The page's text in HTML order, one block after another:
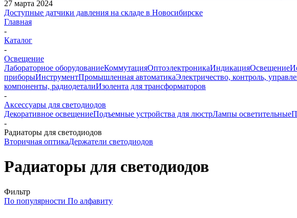
27 марта 2024
Доступные датчики давления на складе в Новосибирске
Главная
-
Каталог
-
Освещение
Лабораторное оборудованиеКоммутацияОптоэлектроникаИндикацияОсвещение
приборыИнструментПромышленная автоматикаЭлектричество, контроль,
компоненты, радиодеталиИзолента для трансформаторов
-
Аксессуары для светодиодов
Декоративное освещениеПодъемные устройства для люстрЛампы осветительные
-
Радиаторы для светодиодов
Вторичная оптикаДержатели светодиодов
Радиаторы для светодиодов
Фильтр
По популярности По алфавиту